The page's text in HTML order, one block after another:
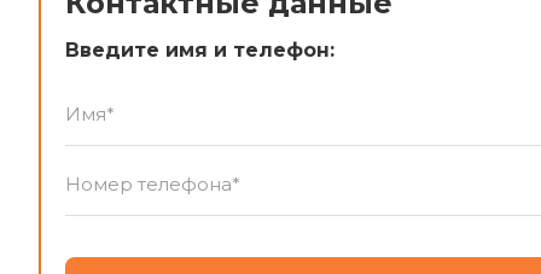
Введите имя и телефон: